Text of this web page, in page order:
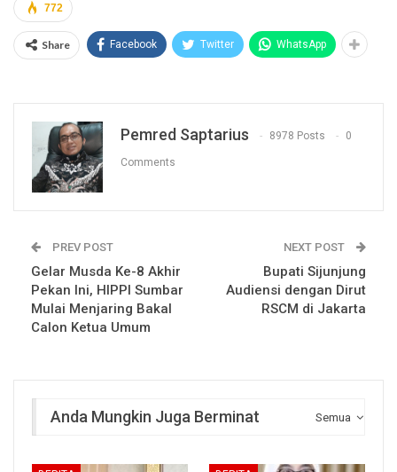
772
Share Facebook Twitter WhatsApp
Pemred Saptarius 8978 Posts 0
Comments
PREV POST
Gelar Musda Ke-8 Akhir
Pekan Ini, HIPPI Sumbar
Mulai Menjaring Bakal
Calon Ketua Umum
NEXT POST
Bupati Sijunjung
Audiensi dengan Dirut
RSCM di Jakarta
Semua
Anda Mungkin Juga Berminat